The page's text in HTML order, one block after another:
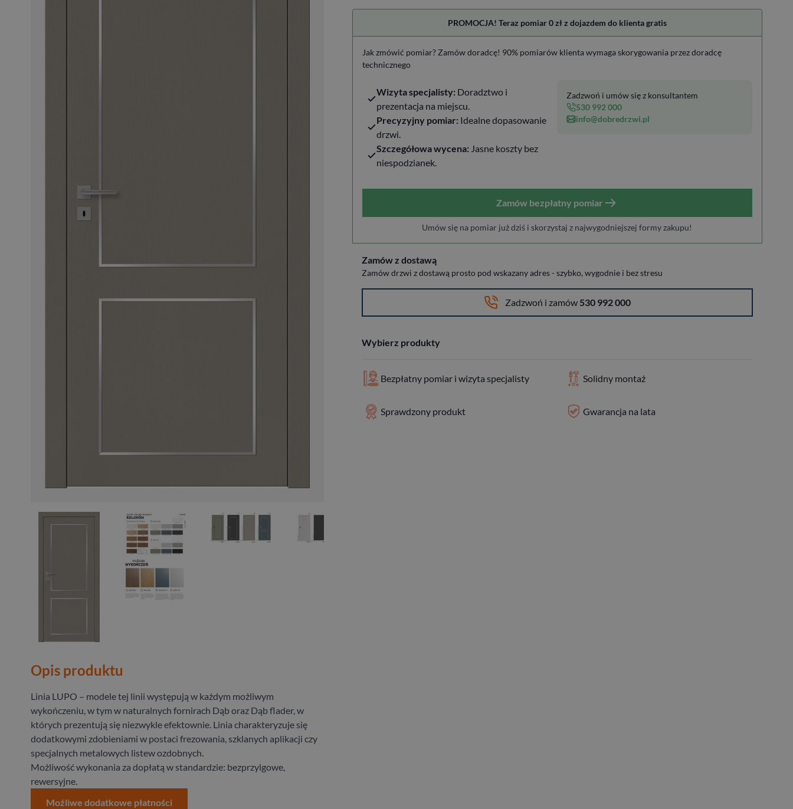
Opis produktu
Linia LUPO – modele tej linii występują w każdym możliwym
wykończeniu, w tym w naturalnych fornirach Dąb oraz Dąb flader, w
których prezentują się niezwykle efektownie. Linia charakteryzuje się
dodatkowymi zdobieniami w postaci frezowania, szklanych aplikacji czy
specjalnych metalowych listew ozdobnych.
Możliwość wykonania za dopłatą w standardzie: bezprzylgowe,
rewersyjne.
Możliwe dodatkowe płatności
PROMOCJA! Teraz pomiar 0 zł z dojazdem do klienta gratis
Jak zmówić pomiar? Zamów doradcę! 90% pomiarów klienta wymaga skorygowania przez doradcę
technicznego
Wizyta specjalisty: Doradztwo i
prezentacja na miejscu.
Precyzyjny pomiar: Idealne dopasowanie
drzwi.
Szczegółowa wycena: Jasne koszty bez
niespodzianek.
Zadzwoń i umów się z konsultantem
530 992 000
info@dobredrzwi.pl
Zamów bezpłatny pomiar
Umów się na pomiar już dziś i skorzystaj z najwygodniejszej formy zakupu!
Zamów z dostawą
Zamów drzwi z dostawą prosto pod wskazany adres - szybko, wygodnie i bez stresu
Zadzwoń i zamów 530 992 000
Wybierz produkty
Bezpłatny pomiar i wizyta specjalisty Solidny montaż
Sprawdzony produkt Gwarancja na lata